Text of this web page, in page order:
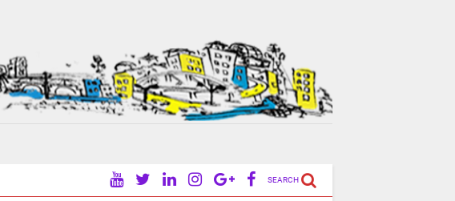
SEARCH